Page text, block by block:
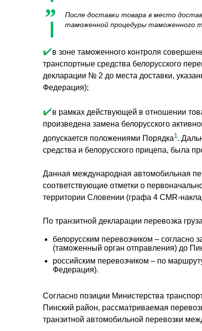
После доставки товара в место
таможенной процедуры таможенного
✔️в зоне таможенного контроля
транспортные средства белорусского
декларации № 2 до места доставки,
Федерация);
✔️в рамках действующей в отношении
произведена замена белорусского
допускается положениями Порядка1.
средства и белорусского прицепа, была
Данная международная автомобильная
соответствующие отметки о
территории Словении (графа 4 CMR-
По транзитной декларации перевозка
белорусским перевозчиком – согласно
(таможенный орган отправления) до
российским перевозчиком – по
Федерация).
Согласно позиции Министерства
Пинский район, рассматриваемая
транзитной автомобильной перевозки